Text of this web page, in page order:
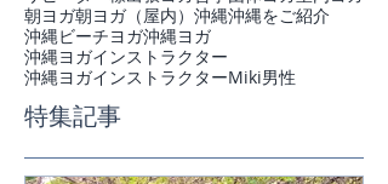
朝ヨガ朝ヨガ（屋内） 沖縄沖縄をご紹介
沖縄ビーチヨガ沖縄ヨガ
沖縄ヨガインストラクター
沖縄ヨガインストラクターMiki男性
特集記事